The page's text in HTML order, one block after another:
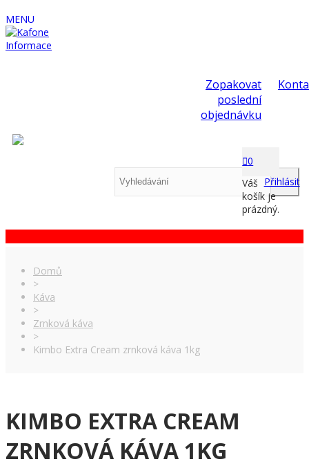
MENU
Informace
Zopakovat
poslední
objednávku
0
Váš
košík je
prázdný.
Přihlásit
Domů
>
Káva
>
Zrnková káva
>
Kimbo Extra Cream zrnková káva 1kg
KIMBO EXTRA CREAM
ZRNKOVÁ KÁVA 1KG